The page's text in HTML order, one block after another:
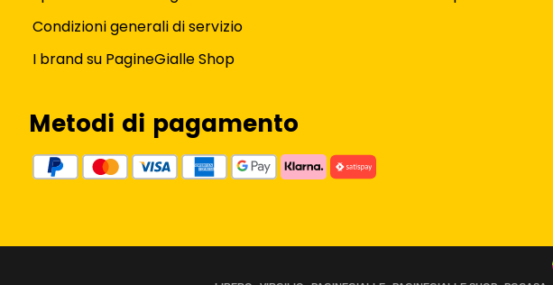
Condizioni generali di servizio
I brand su PagineGialle Shop
Metodi di pagamento